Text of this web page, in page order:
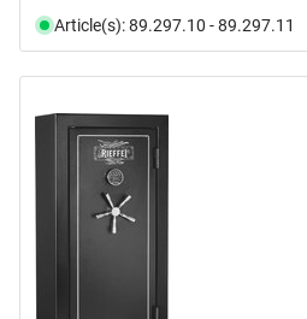
Article(s): 89.297.10 - 89.297.11